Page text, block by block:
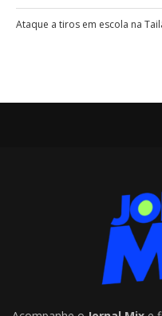
Ataque a tiros em escola na